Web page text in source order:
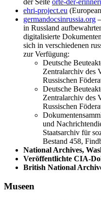
der Seite orte-der-
ehri-project.eu
germandocsinrussia.org
in Russland
digitalisierte
sich in verschiedenen
zur Verfügung:
Deutsche
Zentralarchiv des
Russischen
Deutsche
Zentralarchiv des
Russischen
und
Staatsarchiv für
Bestand 458,
National Archives,
Veröffentlichte CIA-
British National
Museen